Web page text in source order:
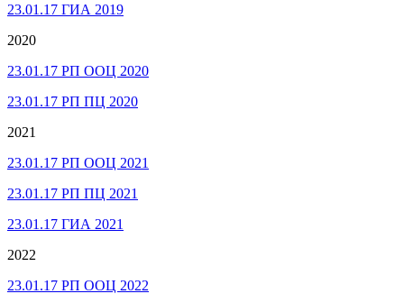
23.01.17 ГИА 2019
2020
23.01.17 РП ООЦ 2020
23.01.17 РП ПЦ 2020
2021
23.01.17 РП ООЦ 2021
23.01.17 РП ПЦ 2021
23.01.17 ГИА 2021
2022
23.01.17 РП ООЦ 2022